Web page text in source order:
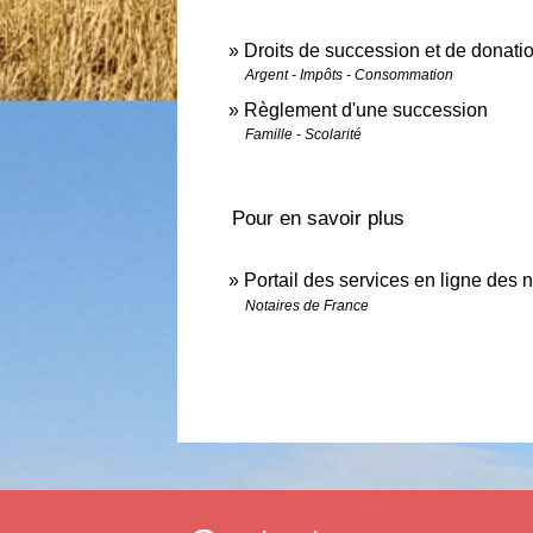
Droits de succession et de
Argent - Impôts - Consommation
Règlement d'une succession
Famille - Scolarité
Pour en savoir plus
Portail des services en ligne des
Notaires de France